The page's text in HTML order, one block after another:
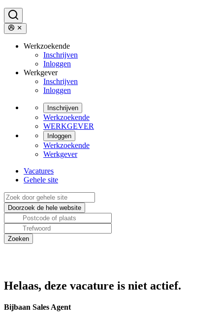
Werkzoekende
Inschrijven
Inloggen
Werkgever
Inschrijven
Inloggen
Inschrijven
Werkzoekende
WERKGEVER
Inloggen
Werkzoekende
Werkgever
Vacatures
Gehele site
Helaas, deze vacature is niet actief.
Bijbaan Sales Agent